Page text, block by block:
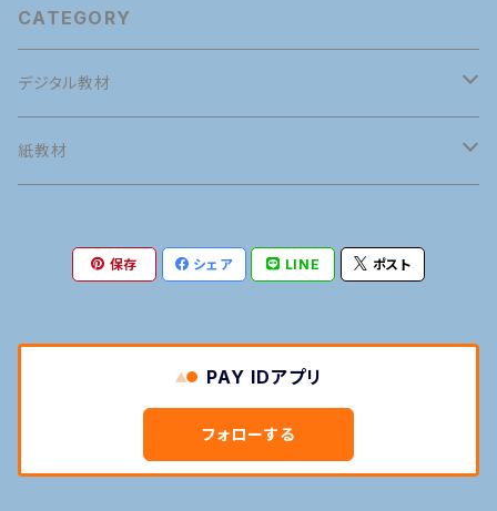
CATEGORY
デジタル教材
英語
接客英会話
旅行英会話
タイ語発音
旅行タイ語
タイ文字
語学の専門用語
紙教材
英語発音
接客英会話
日常英会話
タイ語発音
日常タイ語
マナー
保存 シェア LINE ポスト
PAY IDアプリ
フォローする